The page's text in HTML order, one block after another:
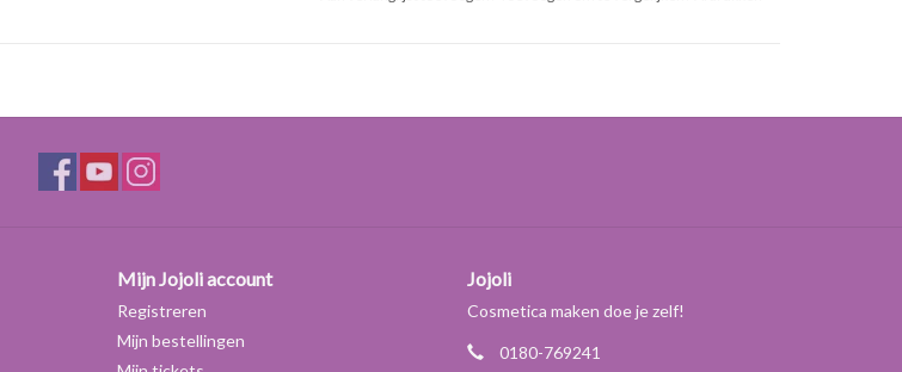
Mijn Jojoli account
Registreren
Mijn bestellingen
Jojoli
Cosmetica maken doe je zelf!
0180-769241